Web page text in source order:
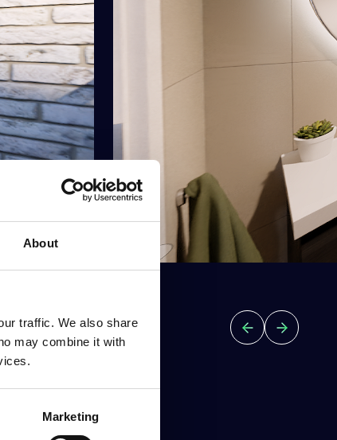
About
traffic. We also share
may combine it with
Marketing